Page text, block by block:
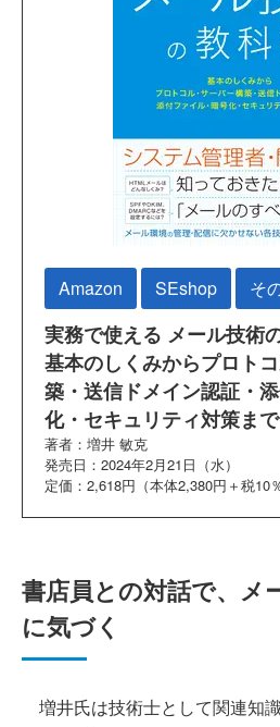
Amazon SEshop そ
実務で使える メール技術
基本のしくみからプロト
築・送信ドメイン認証・
化・セキュリティ対策まで
著者：増井 敏克
発売日：2024年2月21日（水）
定価：2,618円（本体2,380円＋税10％
書店員との対話で、メ
に気づく
増井氏は技術士として関連知